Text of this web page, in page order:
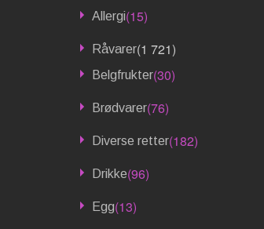
Allergi(15)
Råvarer(1 721)
Belgfrukter(30)
Brødvarer(76)
Diverse retter(182)
Drikke(96)
Egg(13)